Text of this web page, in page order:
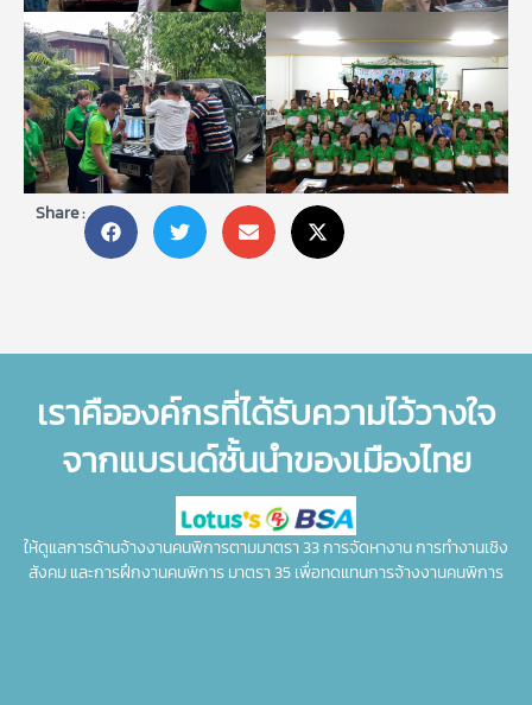
Share :
เราคือองค์กรที่ได้รับความไว้วางใจ
จากแบรนด์ชั้นนำของเมืองไทย
ให้ดูแลการด้านจ้างงานคนพิการตามมาตรา 33 การจัดหางาน การทำงานเชิง
สังคม และการฝึกงานคนพิการ มาตรา 35 เพื่อทดแทนการจ้างงานคนพิการ